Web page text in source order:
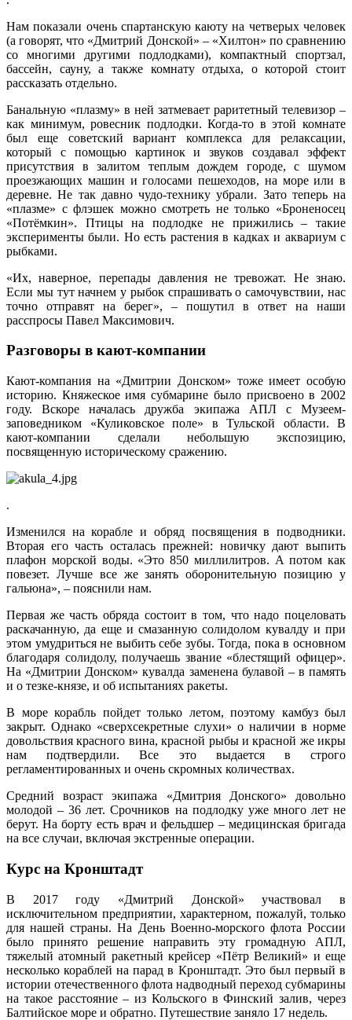
Нам показали очень спартанскую каюту на четверых человек
(а говорят, что «Дмитрий Донской» – «Хилтон» по сравнению
со многими другими подлодками), компактный спортзал,
бассейн, сауну, а также комнату отдыха, о которой стоит
рассказать отдельно.
Банальную «плазму» в ней затмевает раритетный телевизор –
как минимум, ровесник подлодки. Когда-то в этой комнате
был еще советский вариант комплекса для релаксации,
который с помощью картинок и звуков создавал эффект
присутствия в залитом теплым дождем городе, с шумом
проезжающих машин и голосами пешеходов, на море или в
деревне. Не так давно чудо-технику убрали. Зато теперь на
«плазме» с флэшек можно смотреть не только «Броненосец
«Потёмкин». Птицы на подлодке не прижились – такие
эксперименты были. Но есть растения в кадках и аквариум с
рыбками.
«Их, наверное, перепады давления не тревожат. Не знаю.
Если мы тут начнем у рыбок спрашивать о самочувствии, нас
точно отправят на берег», – пошутил в ответ на наши
расспросы Павел Максимович.
Разговоры в кают-компании
Кают-компания на «Дмитрии Донском» тоже имеет особую
историю. Княжеское имя субмарине было присвоено в 2002
году. Вскоре началась дружба экипажа АПЛ с Музеем-
заповедником «Куликовское поле» в Тульской области. В
кают-компании сделали небольшую экспозицию,
посвященную историческому сражению.
.
Изменился на корабле и обряд посвящения в подводники.
Вторая его часть осталась прежней: новичку дают выпить
плафон морской воды. «Это 850 миллилитров. А потом как
повезет. Лучше все же занять оборонительную позицию у
гальюна», – пояснили нам.
Первая же часть обряда состоит в том, что надо поцеловать
раскачанную, да еще и смазанную солидолом кувалду и при
этом умудриться не выбить себе зубы. Тогда, пока в основном
благодаря солидолу, получаешь звание «блестящий офицер».
На «Дмитрии Донском» кувалда заменена булавой – в память
и о тезке-князе, и об испытаниях ракеты.
В море корабль пойдет только летом, поэтому камбуз был
закрыт. Однако «сверхсекретные слухи» о наличии в норме
довольствия красного вина, красной рыбы и красной же икры
нам подтвердили. Все это выдается в строго
регламентированных и очень скромных количествах.
Средний возраст экипажа «Дмитрия Донского» довольно
молодой – 36 лет. Срочников на подлодку уже много лет не
берут. На борту есть врач и фельдшер – медицинская бригада
на все случаи, включая экстренные операции.
Курс на Кронштадт
В 2017 году «Дмитрий Донской» участвовал в
исключительном предприятии, характерном, пожалуй, только
для нашей страны. На День Военно-морского флота России
было принято решение направить эту громадную АПЛ,
тяжелый атомный ракетный крейсер «Пётр Великий» и еще
несколько кораблей на парад в Кронштадт. Это был первый в
истории отечественного флота надводный переход субмарины
на такое расстояние – из Кольского в Финский залив, через
Балтийское море и обратно. Путешествие заняло 17 недель.